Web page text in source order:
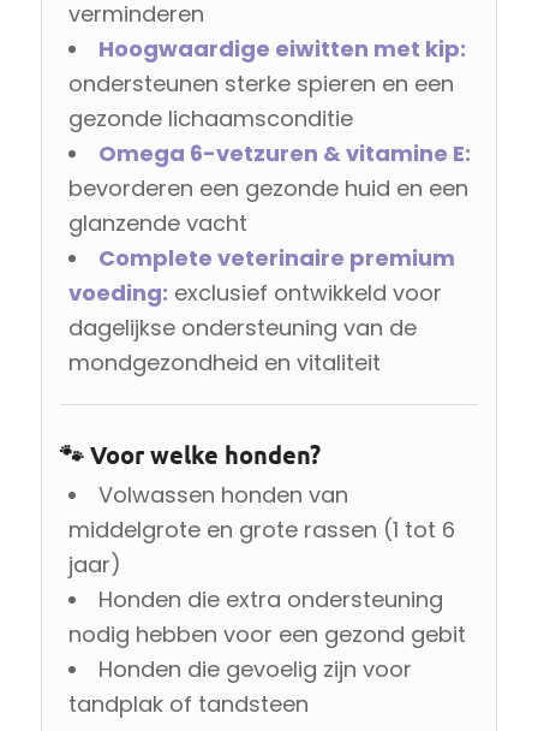
verminderen
Hoogwaardige eiwitten met kip:
ondersteunen sterke spieren en een
gezonde lichaamsconditie
Omega 6-vetzuren & vitamine E:
bevorderen een gezonde huid en een
glanzende vacht
Complete veterinaire premium
voeding: exclusief ontwikkeld voor
dagelijkse ondersteuning van de
mondgezondheid en vitaliteit
🐾 Voor welke honden?
Volwassen honden van
middelgrote en grote rassen (1 tot 6
jaar)
Honden die extra ondersteuning
nodig hebben voor een gezond gebit
Honden die gevoelig zijn voor
tandplak of tandsteen